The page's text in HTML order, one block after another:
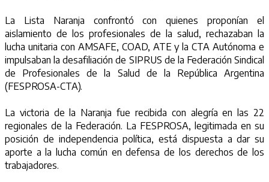
La Lista Naranja confrontó con quienes proponían el
aislamiento de los profesionales de la salud, rechazaban la
lucha unitaria con AMSAFE, COAD, ATE y la CTA Autónoma e
impulsaban la desafiliación de SIPRUS de la Federación Sindical
de Profesionales de la Salud de la República Argentina
(FESPROSA-CTA).
La victoria de la Naranja fue recibida con alegría en las 22
regionales de la Federación. La FESPROSA, legitimada en su
posición de independencia política, está dispuesta a dar su
aporte a la lucha común en defensa de los derechos de los
trabajadores.